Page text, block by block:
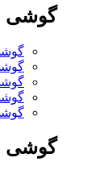
گوشی
گوشی تا 2
گوشی تا 5
گوشی تا 7
گوشی تا 15
گوشی
گوشی